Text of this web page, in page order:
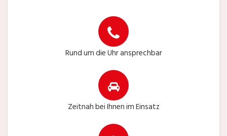
Rund um die Uhr ansprechbar
Zeitnah bei Ihnen im Einsatz